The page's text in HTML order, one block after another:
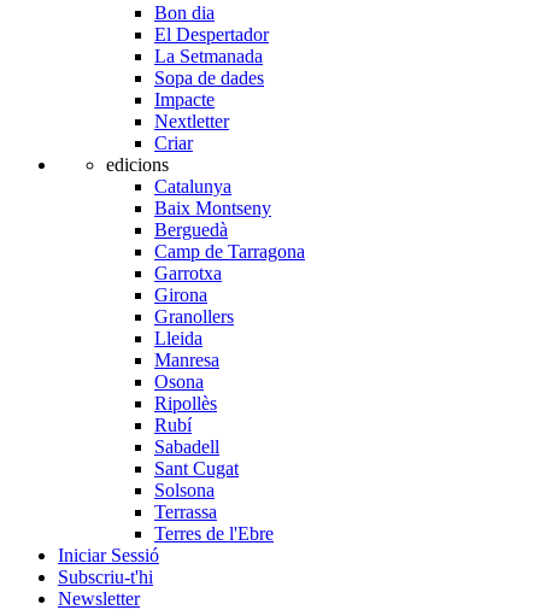
Bon dia
El Despertador
La Setmanada
Sopa de dades
Impacte
Nextletter
Criar
edicions
Catalunya
Baix Montseny
Berguedà
Camp de Tarragona
Garrotxa
Girona
Granollers
Lleida
Manresa
Osona
Ripollès
Rubí
Sabadell
Sant Cugat
Solsona
Terrassa
Terres de l'Ebre
Iniciar Sessió
Subscriu-t'hi
Newsletter